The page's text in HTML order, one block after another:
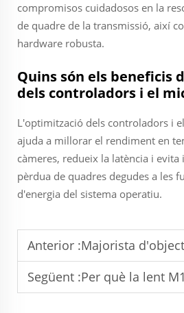
compromisos cuidadosos en la
de quadre de la transmissió, així
hardware robusta.
Quins són els beneficis
dels controladors i el
L'optimització dels controladors i
ajuda a millorar el rendiment en
càmeres, redueix la latència i
pèrdua de quadres degudes a les
d'energia del sistema operatiu.
Anterior :Majorista d'objectius M12:
Següent :Per què la lent M12 és un punt de